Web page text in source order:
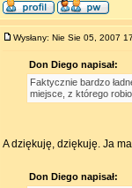
Wysłany: Nie Sie 05, 2007
Don Diego napisał:
Faktycznie bardzo
miejsce, z którego
A dziękuję, dziękuję. Ja
Don Diego napisał: